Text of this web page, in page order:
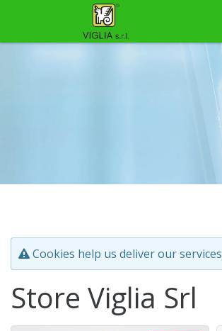
Cookies help us deliver our
Store Viglia Srl